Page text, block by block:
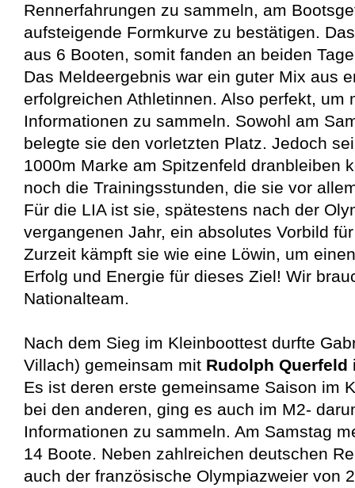
Rennerfahrungen zu sammeln, am
aufsteigende Formkurve zu bestätigen.
aus 6 Booten, somit fanden an beiden
Das Meldeergebnis war ein guter Mix aus
erfolgreichen Athletinnen. Also perfekt, um
Informationen zu sammeln. Sowohl am
belegte sie den vorletzten Platz. Jedoch
1000m Marke am Spitzenfeld dranbleiben
noch die Trainingsstunden, die sie vor
Für die LIA ist sie, spätestens nach der
vergangenen Jahr, ein absolutes Vorbild
Zurzeit kämpft sie wie eine Löwin, um
Erfolg und Energie für dieses Ziel! Wir
Nationalteam.
Nach dem Sieg im Kleinboottest durfte
Villach) gemeinsam mit Rudolph Querfeld
Es ist deren erste gemeinsame Saison im
bei den anderen, ging es auch im M2-
Informationen zu sammeln. Am Samstag
14 Boote. Neben zahlreichen deutschen
auch der französische Olympiazweier von